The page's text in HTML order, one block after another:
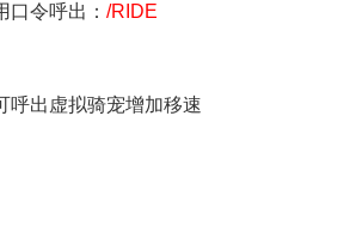
口令呼出： /RIDE
呼出虚拟骑宠增加移速